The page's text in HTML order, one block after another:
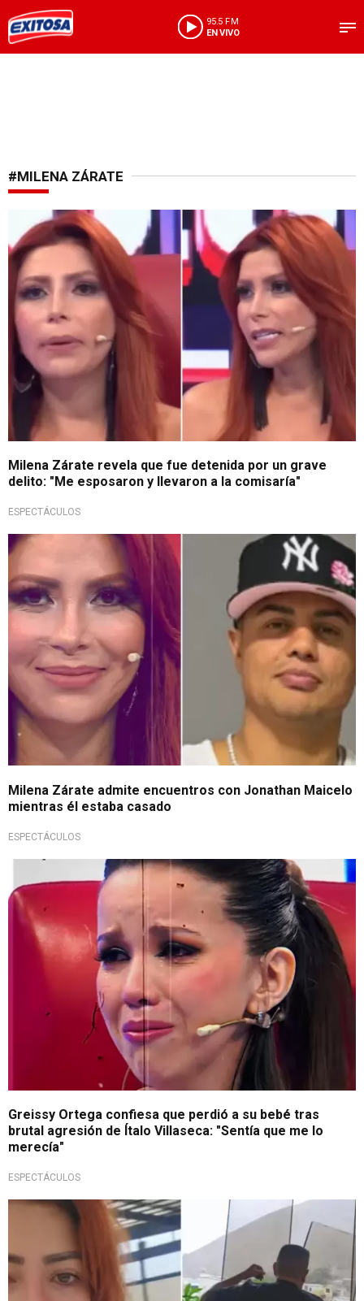
95.5 FM
EN VIVO
#MILENA ZÁRATE
A los 18 años
Milena Zárate revela que fue detenida por un grave
delito: "Me esposaron y llevaron a la comisaría"
ESPECTÁCULOS
Encenderá EVDLV
Milena Zárate admite encuentros con Jonathan Maicelo
mientras él estaba casado
ESPECTÁCULOS
Fuertes declaraciones
Greissy Ortega confiesa que perdió a su bebé tras
brutal agresión de Ítalo Villaseca: "Sentía que me lo
merecía"
ESPECTÁCULOS
¡Qué susto!